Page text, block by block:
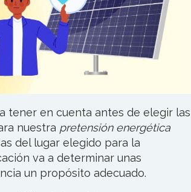
tener en cuenta antes de elegir las
nuestra pretensión energética
del lugar elegido para la
va a determinar unas
un propósito adecuado.